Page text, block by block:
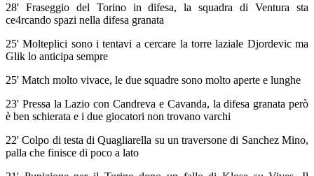
28' Fraseggio del Torino in difesa, la squadra di Ventura sta
ce4rcando spazi nella difesa granata
25' Molteplici sono i tentavi a cercare la torre laziale Djordevic ma
Glik lo anticipa sempre
25' Match molto vivace, le due squadre sono molto aperte e lunghe
23' Pressa la Lazio con Candreva e Cavanda, la difesa granata però
è ben schierata e i due giocatori non trovano varchi
22' Colpo di testa di Quagliarella su un traversone di Sanchez Mino,
palla che finisce di poco a lato